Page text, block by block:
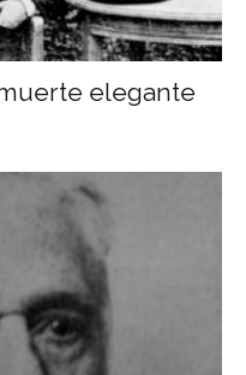
elegante